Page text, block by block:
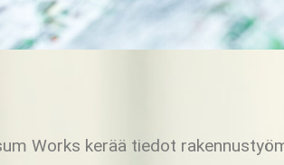
Works kerää tiedot